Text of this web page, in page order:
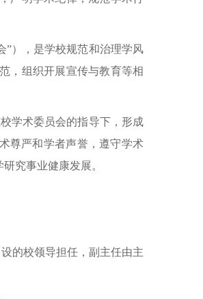
”），是学校规范和治理学风
，组织开展宣传与教育等相
学术委员会的指导下，形成
尊严和学者声誉，遵守学术
究事业健康发展。
的校领导担任，副主任由主